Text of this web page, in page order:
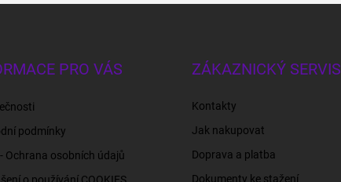
PRO VÁS
podmínky
- Ochrana osobních údajů
ZÁKAZNICKÝ SERVIS
Kontakty
Jak nakupovat
Doprava a platba
Dokumenty ke stažení